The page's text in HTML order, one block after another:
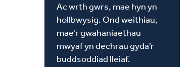
Ac wrth gwrs, mae hyn yn
hollbwysig. Ond weithiau,
mae’r gwahaniaethau
mwyaf yn dechrau gyda’r
buddsoddiad lleiaf.